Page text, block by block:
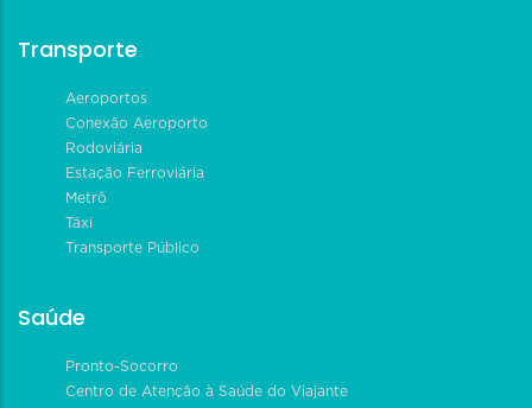
Transporte
Aeroportos
Conexão Aeroporto
Rodoviária
Estação Ferroviária
Metrô
Táxi
Transporte Público
Saúde
Pronto-Socorro
Centro de Atenção à Saúde do Viajante